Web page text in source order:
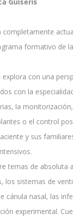
completamente
formativo de
con una
con la
la
o el control
y sus
temas de absoluta
los sistemas de
cánula nasal, las
experimental.